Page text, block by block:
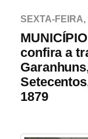
SEXTA-FEIRA,
confira a
1879